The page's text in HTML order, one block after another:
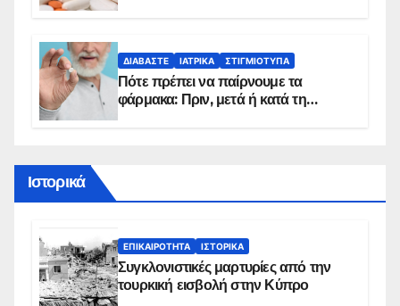
ΔΙΑΒΆΣΤΕ ΙΑΤΡΙΚΆ ΣΤΙΓΜΙΌΤΥΠΑ
Πότε πρέπει να παίρνουμε τα
φάρμακα: Πριν, μετά ή κατά τη
Ιστορικά
ΕΠΙΚΑΙΡΌΤΗΤΑ ΙΣΤΟΡΙΚΆ
Συγκλονιστικές μαρτυρίες από την
τουρκική εισβολή στην Κύπρο